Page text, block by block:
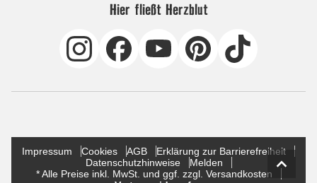
Hier fließt Herzblut
Impressum Cookies AGB
Erklärung zur Barrierefreiheit
Datenschutzhinweise
Melden
* Alle Preise inkl. MwSt. und ggf. zzgl. Versandkosten